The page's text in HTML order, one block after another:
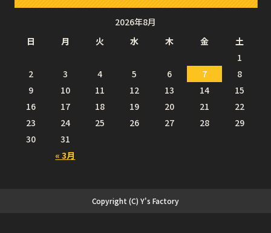
2026年8月
日
月 火 水 木 金 土
« 3月
1
2
3 4 5 6 7
8
9
10 11 12 13 14
15
16
17 18 19 20 21
22
23
24 25 26 27 28
29
30
31
Copyright (C) Y's Factory